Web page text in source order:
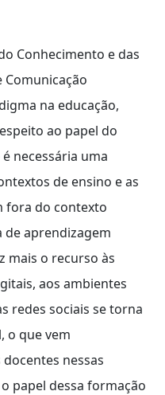
Conhecimento e das
Comunicação
na educação,
ao papel do
necessária uma
de ensino e as
fora do contexto
de aprendizagem
mais o recurso às
aos ambientes
redes sociais se torna
o que vem
nessas
papel dessa formação